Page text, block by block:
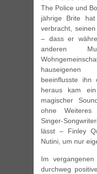
The Police und
jährige Brite
verbracht,
– dass er
anderen
hauseigenen
beeinflusste ihn
heraus kam ein
magischer
ohne
Singer-
lässt – Finley
Nutini, um nur
Im
durchweg